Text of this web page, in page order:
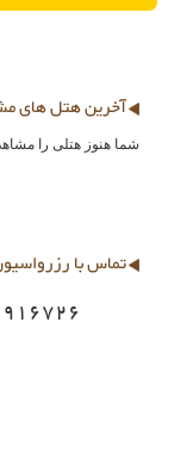
آخرین هتل های
شما هنوز هتلی را
تماس با